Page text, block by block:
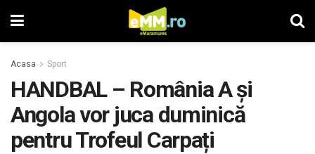
Acasa Sport
HANDBAL – România A și
Angola vor juca duminică
pentru Trofeul Carpați